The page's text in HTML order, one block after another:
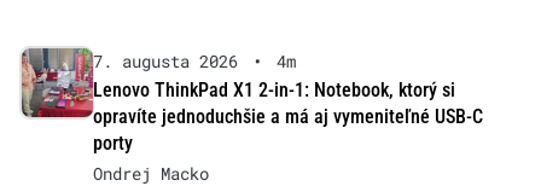
7. augusta 2026 •
4m
Lenovo ThinkPad X1 2-in-1: Notebook, ktorý si
opravíte jednoduchšie a má aj vymeniteľné USB-C
porty
Ondrej Macko